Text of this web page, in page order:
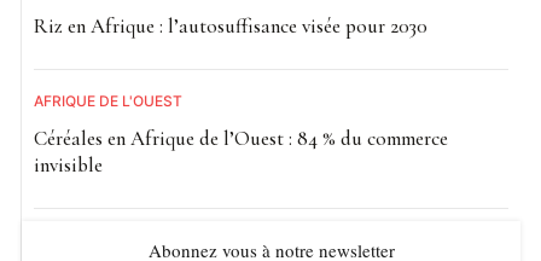
Riz en Afrique : l’autosuffisance visée pour 2030
AFRIQUE DE L'OUEST
Céréales en Afrique de l’Ouest : 84 % du commerce
invisible
Abonnez vous à notre newsletter